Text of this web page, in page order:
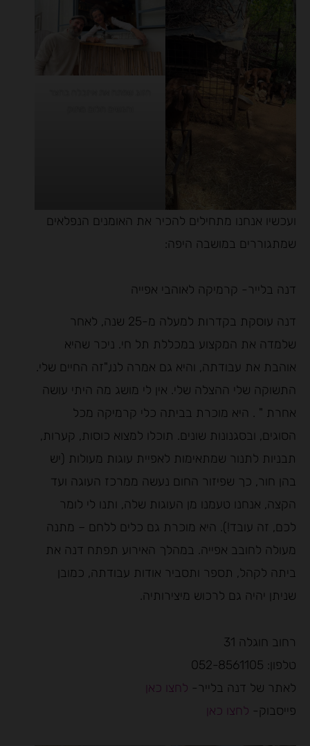
ועכשיו אנחנו מתחילים להכיר את האומנים הנפלאים
שמתגוררים במושבה היפה:
דנה בלייר- קרמיקה לאוהבי אפייה
דנה עוסקת בקדרות למעלה מ-25 שנה, לאחר
שלמדה את המקצוע במכללת תל חי. ניכר שהיא
אוהבת את עבודתה, והיא גם אמרה לנו,"זה החיים שלי.
התשוקה שלי ההצלה שלי. אין לי מושג מה היתי עושה
אחרת " . היא מוכרת בביתה כלי קרמיקה מכל
הסוגים, ובסגנונות שונים. תוכלו למצוא כוסות, קערות,
תבניות לתנור שמתאימות לאפיית עוגות מעולות (יש
בהן חור, כך שפיזור החום נעשה ממרכז העוגה ועד
הקצה, אנחנו טעמנו מן העוגות שלה, ותנו לי לומר
לכם, זה עובד!). היא מוכרת גם כלים ללחם – מתנה
מעולה לחובב אפייה. במהלך האירוע תפתח דנה את
ביתה לקהל, תספר ותסביר אודות עבודתה, כמובן
שניתן יהיה גם לרכוש מיצירותיה.
רחוב חוגלה 31
טלפון: 052-8561105
לאתר של דנה בלייר- לחצו כאן
פייסבוק- לחצו כאן